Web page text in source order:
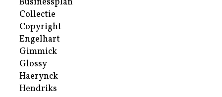
Collectie
Copyright
Engelhart
Gimmick
Glossy
Haerynck
Hendriks